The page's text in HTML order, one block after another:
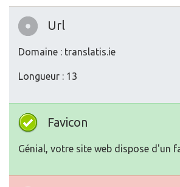
Url
Domaine : translatis.ie
Longueur : 13
Favicon
Génial, votre site web dispose d'un